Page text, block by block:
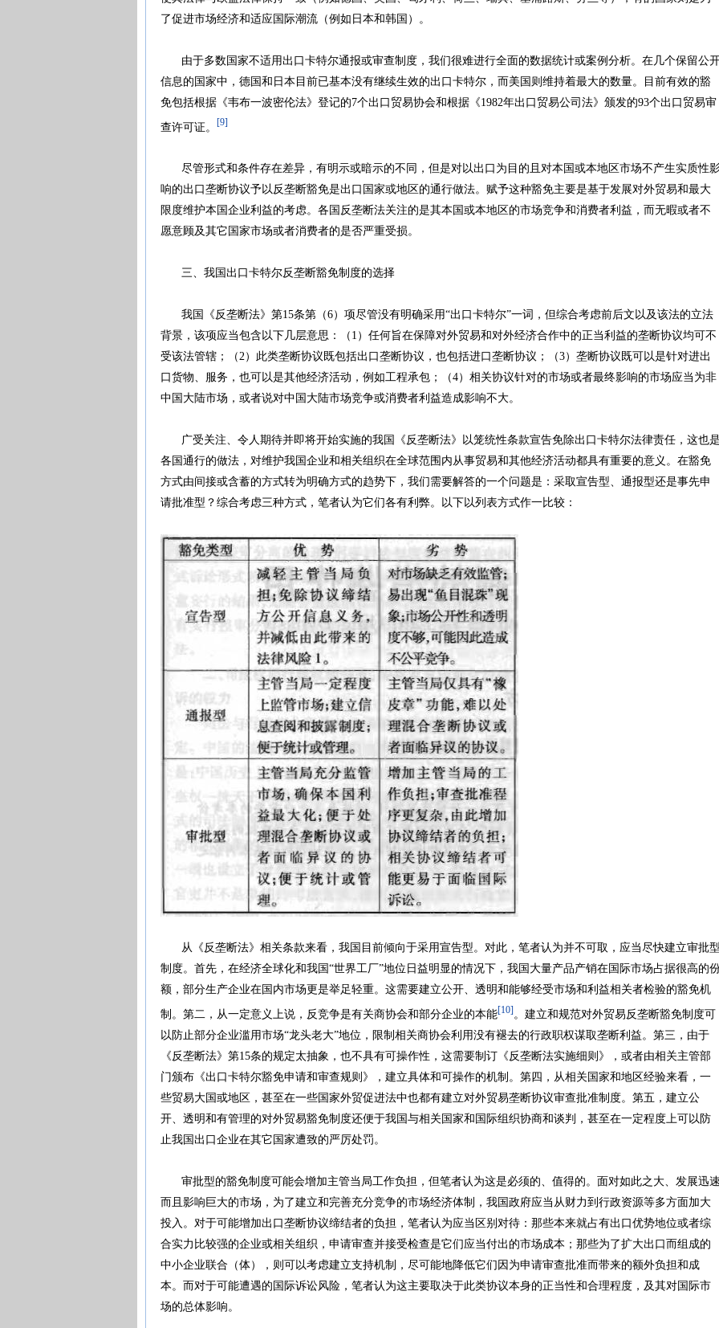
了促进市场经济和适应国际潮流（例如日本和韩国）。
由于多数国家不适用出口卡特尔通报或审查制度，我们很难进行全面的数据统计或案例分析。在几个保留公
信息的国家中，德国和日本目前已基本没有继续生效的出口卡特尔，而美国则维持着最大的数量。目前有效的豁
免包括根据《韦布一波密伦法》登记的7个出口贸易协会和根据《1982年出口贸易公司法》颁发的93个出口贸易审
查许可证。 [9]
尽管形式和条件存在差异，有明示或暗示的不同，但是对以出口为目的且对本国或本地区市场不产生实质性
响的出口垄断协议予以反垄断豁免是出口国家或地区的通行做法。赋予这种豁免主要是基于发展对外贸易和最大
限度维护本国企业利益的考虑。各国反垄断法关注的是其本国或本地区的市场竞争和消费者利益，而无暇或者不
愿意顾及其它国家市场或者消费者的是否严重受损。
三、我国出口卡特尔反垄断豁免制度的选择
我国《反垄断法》第15条第（6）项尽管没有明确采用“出口卡特尔”一词，但综合考虑前后文以及该法的立法
背景，该项应当包含以下几层意思：（1）任何旨在保障对外贸易和对外经济合作中的正当利益的垄断协议均可不
受该法管辖；（2）此类垄断协议既包括出口垄断协议，也包括进口垄断协议；（3）垄断协议既可以是针对进出
口货物、服务，也可以是其他经济活动，例如工程承包；（4）相关协议针对的市场或者最终影响的市场应当为非
中国大陆市场，或者说对中国大陆市场竞争或消费者利益造成影响不大。
广受关注、令人期待并即将开始实施的我国《反垄断法》以笼统性条款宣告免除出口卡特尔法律责任，这也
各国通行的做法，对维护我国企业和相关组织在全球范围内从事贸易和其他经济活动都具有重要的意义。在豁免
方式由间接或含蓄的方式转为明确方式的趋势下，我们需要解答的一个问题是：采取宣告型、通报型还是事先申
请批准型？综合考虑三种方式，笔者认为它们各有利弊。以下以列表方式作一比较：
从《反垄断法》相关条款来看，我国目前倾向于采用宣告型。对此，笔者认为并不可取，应当尽快建立审批
制度。首先，在经济全球化和我国“世界工厂”地位日益明显的情况下，我国大量产品产销在国际市场占据很高的
额，部分生产企业在国内市场更是举足轻重。这需要建立公开、透明和能够经受市场和利益相关者检验的豁免机
制。第二，从一定意义上说，反竞争是有关商协会和部分企业的本能[10] 。建立和规范对外贸易反垄断豁免制度可
以防止部分企业滥用市场“龙头老大”地位，限制相关商协会利用没有褪去的行政职权谋取垄断利益。第三，由于
《反垄断法》第15条的规定太抽象，也不具有可操作性，这需要制订《反垄断法实施细则》，或者由相关主管部
门颁布《出口卡特尔豁免申请和审查规则》，建立具体和可操作的机制。第四，从相关国家和地区经验来看，一
些贸易大国或地区，甚至在一些国家外贸促进法中也都有建立对外贸易垄断协议审查批准制度。第五，建立公
开、透明和有管理的对外贸易豁免制度还便于我国与相关国家和国际组织协商和谈判，甚至在一定程度上可以防
止我国出口企业在其它国家遭致的严厉处罚。
审批型的豁免制度可能会增加主管当局工作负担，但笔者认为这是必须的、值得的。面对如此之大、发展迅
而且影响巨大的市场，为了建立和完善充分竞争的市场经济体制，我国政府应当从财力到行政资源等多方面加大
投入。对于可能增加出口垄断协议缔结者的负担，笔者认为应当区别对待：那些本来就占有出口优势地位或者综
合实力比较强的企业或相关组织，申请审查并接受检查是它们应当付出的市场成本；那些为了扩大出口而组成的
中小企业联合（体），则可以考虑建立支持机制，尽可能地降低它们因为申请审查批准而带来的额外负担和成
本。而对于可能遭遇的国际诉讼风险，笔者认为这主要取决于此类协议本身的正当性和合理程度，及其对国际市
场的总体影响。